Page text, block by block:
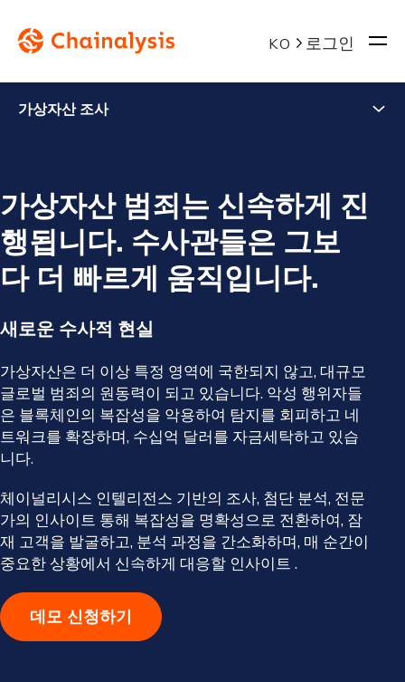
KO 로그인
가상자산 조사
가상자산 범죄는 신속하게 진
행됩니다. 수사관들은 그보
다 더 빠르게 움직입니다.
새로운 수사적 현실
가상자산은 더 이상 특정 영역에 국한되지 않고, 대규모
글로벌 범죄의 원동력이 되고 있습니다. 악성 행위자들
은 블록체인의 복잡성을 악용하여 탐지를 회피하고 네
트워크를 확장하며, 수십억 달러를 자금세탁하고 있습
니다.
체이널리시스 인텔리전스 기반의 조사, 첨단 분석, 전문
가의 인사이트 통해 복잡성을 명확성으로 전환하여, 잠
재 고객을 발굴하고, 분석 과정을 간소화하며, 매 순간이
중요한 상황에서 신속하게 대응할 인사이트 .
데모 신청하기